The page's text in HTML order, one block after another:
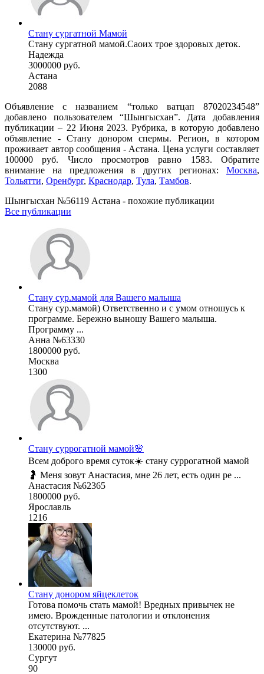
Стану сургатной Мамой
Стану сургатной мамой.Саоих трое здоровых деток.
Надежда
3000000 руб.
Астана
2088
Объявление с названием “только ватцап 87020234548”
добавлено пользователем “Шынгысхан”. Дата добавления
публикации – 22 Июня 2023. Рубрика, в которую добавлено
объявление - Стану донором спермы. Регион, в котором
проживает автор сообщения - Астана. Цена услуги составляет
100000 руб. Число просмотров равно 1583. Обратите
внимание на предложения в других регионах: Москва,
Тольятти, Оренбург, Краснодар, Тула, Тамбов.
Шынгысхан №56119 Астана - похожие публикации
Все публикации
Стану сур.мамой для Вашего малыша
Стану сур.мамой) Ответственно и с умом отношусь к
программе. Бережно выношу Вашего малыша.
Программу ...
Анна №63330
1800000 руб.
Москва
1300
Стану суррогатной мамой🌸
Всем доброго время суток☀️ стану суррогатной мамой
🤰 Меня зовут Анастасия, мне 26 лет, есть один ре ...
Анастасия №62365
1800000 руб.
Ярославль
1216
Стану донором яйцеклеток
Готова помочь стать мамой! Вредных привычек не
имею. Врожденные патологии и отклонения
отсутствуют. ...
Екатерина №77825
130000 руб.
Сургут
90